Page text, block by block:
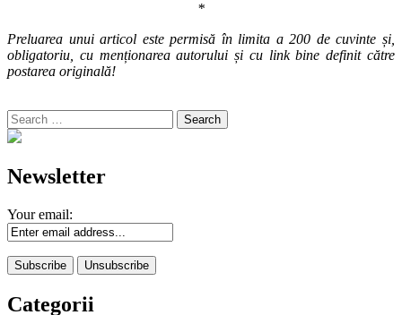
*
Preluarea unui articol este permisă în limita a 200 de cuvinte și,
obligatoriu, cu menționarea autorului și cu link bine definit către
postarea originală!
Search
for:
Newsletter
Your email:
Categorii